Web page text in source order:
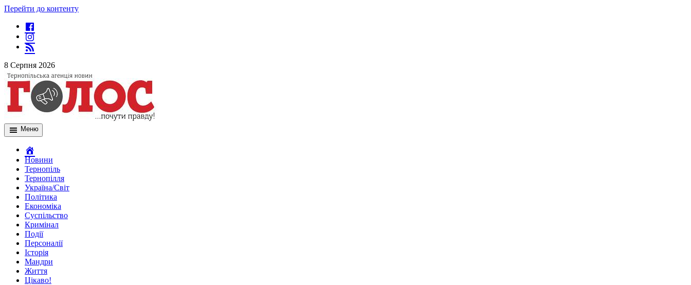
Перейти до контенту
8 Серпня 2026
Меню
Новини
Тернопіль
Тернопілля
Україна/Світ
Політика
Економіка
Суспільство
Кримінал
Події
Персоналії
Історія
Мандри
Життя
Цікаво!